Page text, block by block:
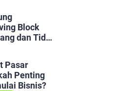
Block
dan Tidak
Pasar
Penting
Bisnis?